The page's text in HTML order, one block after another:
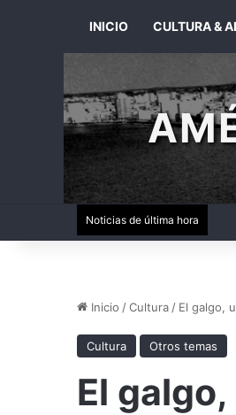
INICIO CULTURA &
Noticias de última hora
Inicio /Cultura / El galgo,
Cultura Otros temas
El